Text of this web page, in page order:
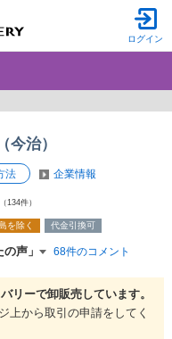
ログイン
今治）
法 企業情報
を除く 代金引換可
134件）
声」 68件のコメント
リーで卸販売しています。
上から取引の申請をしてく